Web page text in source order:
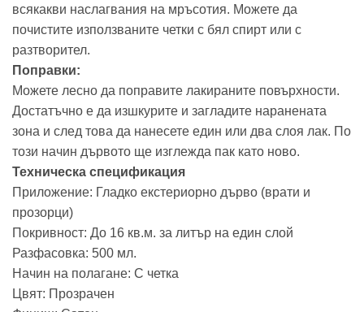
всякакви наслагвания на мръсотия. Можете да
почистите използваните четки с бял спирт или с
разтворител.
Поправки:
Можете лесно да поправите лакираните повърхности.
Достатъчно е да изшкурите и загладите наранената
зона и след това да нанесете един или два слоя лак. По
този начин дървото ще изглежда пак като ново.
Техническа спецификация
Приложение: Гладко екстериорно дърво (врати и
прозорци)
Покривност: До 16 кв.м. за литър на един слой
Разфасовка: 500 мл.
Начин на полагане: С четка
Цвят: Прозрачен